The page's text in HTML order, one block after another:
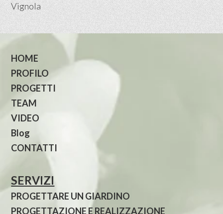
Vignola
HOME
PROFILO
PROGETTI
TEAM
VIDEO
Blog
CONTATTI
SERVIZI
PROGETTARE UN GIARDINO
PROGETTAZIONE E REALIZZAZIONE